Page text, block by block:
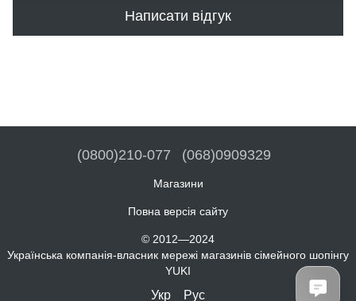
Написати відгук
(0800)210-077 (068)0909329
Магазини
Повна версія сайту
© 2012—2024
Українська компанія-власник мережі магазинів сімейного шопінгу
YUKI
Укр Рус